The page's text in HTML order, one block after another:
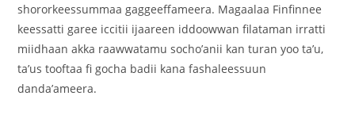
shororkeessummaa gaggeeffameera. Magaalaa Finfinnee
keessatti garee iccitii ijaareen iddoowwan filataman irratti
miidhaan akka raawwatamu socho’anii kan turan yoo ta’u,
ta’us tooftaa fi gocha badii kana fashaleessuun
danda’ameera.